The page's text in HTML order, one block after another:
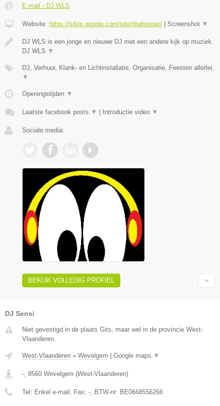
E-mail › DJ WLS
Website: https://sites.google.com/site/djwlsieper/ Screenshot ▼
DJ WLS is een jonge en nieuwe DJ met een andere kijk op muziek.
DJ WLS ▼
DJ, Verhuur, Klank- en Lichtinstallatie, Organisatie, Feesten allerlei,
▼
Openingstijden ▼
Laatste facebook posts ▼ Introductie video ▼
Sociale media:
BEKIJK VOLLEDIG PROFIEL
DJ Sensi
Niet gevestigd in de plaats Gits, maar wel in de provincie West-
Vlaanderen.
West-Vlaanderen » Wevelgem Google maps ▼
-, 8560 Wevelgem (West-Vlaanderen)
Tel: Enkel e-mail , Fax: -, BTW-nr: BE0668556266